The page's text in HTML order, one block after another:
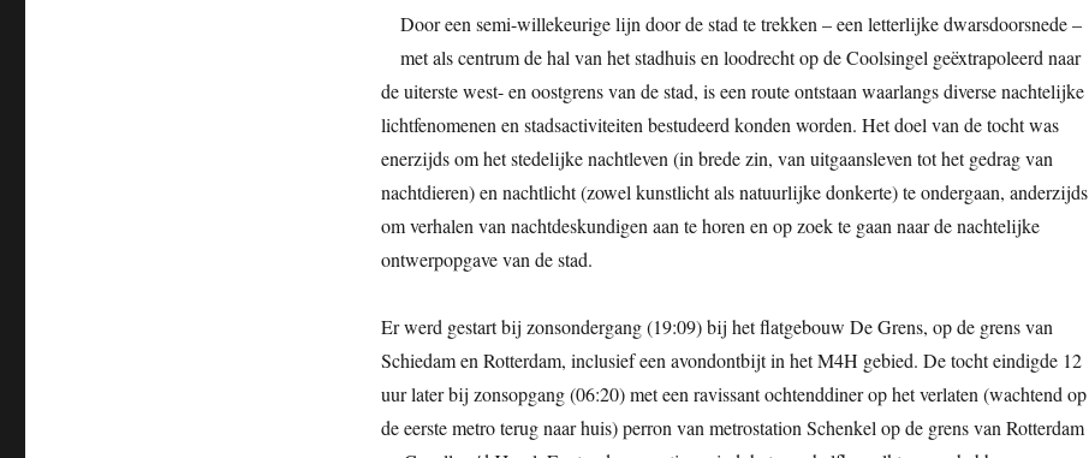
Door een semi-willekeurige lijn door de stad te trekken – een letterlijke dwarsdoorsnede –
met als centrum de hal van het stadhuis en loodrecht op de Coolsingel geëxtrapoleerd naar
de uiterste west- en oostgrens van de stad, is een route ontstaan waarlangs diverse nachtelijke
lichtfenomenen en stadsactiviteiten bestudeerd konden worden. Het doel van de tocht was
enerzijds om het stedelijke nachtleven (in brede zin, van uitgaansleven tot het gedrag van
nachtdieren) en nachtlicht (zowel kunstlicht als natuurlijke donkerte) te ondergaan, anderzijds
om verhalen van nachtdeskundigen aan te horen en op zoek te gaan naar de nachtelijke
ontwerpopgave van de stad.
Er werd gestart bij zonsondergang (19:09) bij het flatgebouw De Grens, op de grens van
Schiedam en Rotterdam, inclusief een avondontbijt in het M4H gebied. De tocht eindigde 12
uur later bij zonsopgang (06:20) met een ravissant ochtenddiner op het verlaten (wachtend op
de eerste metro terug naar huis) perron van metrostation Schenkel op de grens van Rotterdam